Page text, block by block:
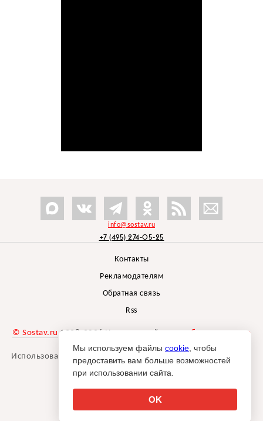
info@sostav.ru
+7 (495) 274-05-25
Контакты
Рекламодателям
Обратная связь
Rss
© Sostav.ru 1998-2026 Независимый проектбрендингового
агентства Depot
Использование материалов Sostav.ru допустимо только при
указании источника.
Мы используем файлы cookie , чтобы
предоставить вам больше возможностей
при использовании сайта.
OK